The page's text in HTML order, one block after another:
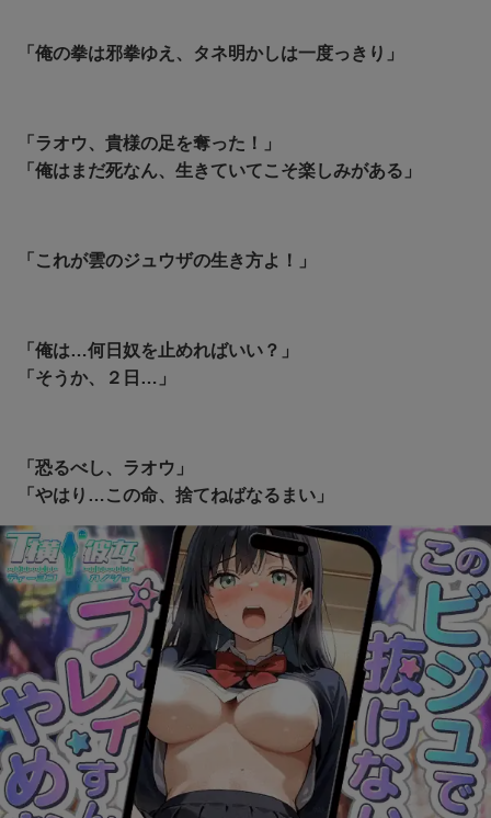
「俺の拳は邪拳ゆえ、タネ明かしは一度っきり」
「ラオウ、貴様の足を奪った！」
「俺はまだ死なん、生きていてこそ楽しみがある」
「これが雲のジュウザの生き方よ！」
「俺は…何日奴を止めればいい？」
「そうか、２日…」
「恐るべし、ラオウ」
「やはり…この命、捨てねばなるまい」